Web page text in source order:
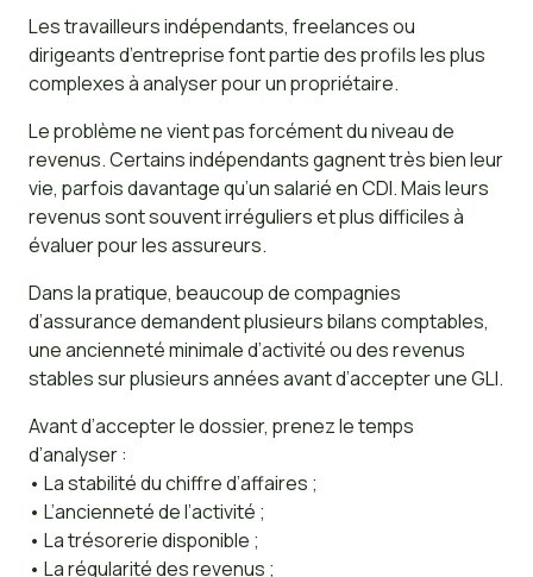
Les travailleurs indépendants, freelances ou
dirigeants d’entreprise font partie des profils les plus
complexes à analyser pour un propriétaire.
Le problème ne vient pas forcément du niveau de
revenus. Certains indépendants gagnent très bien leur
vie, parfois davantage qu’un salarié en CDI. Mais leurs
revenus sont souvent irréguliers et plus difficiles à
évaluer pour les assureurs.
Dans la pratique, beaucoup de compagnies
d’assurance demandent plusieurs bilans comptables,
une ancienneté minimale d’activité ou des revenus
stables sur plusieurs années avant d’accepter une GLI.
Avant d’accepter le dossier, prenez le temps
d’analyser :
• La stabilité du chiffre d’affaires ;
• L’ancienneté de l’activité ;
• La trésorerie disponible ;
• La régularité des revenus ;